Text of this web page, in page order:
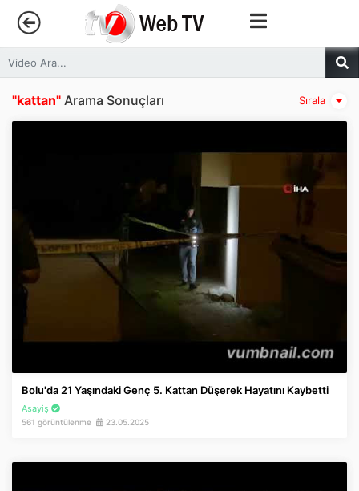
Anasayfa
Trendler
Sosyal Medya
Youtube
İnstagram
Twitter
Sırala
"kattan" Arama Sonuçları
Bolu'da 21 Yaşındaki Genç 5. Kattan Düşerek Hayatını Kaybetti
Asayiş
561 görüntülenme 23.05.2025